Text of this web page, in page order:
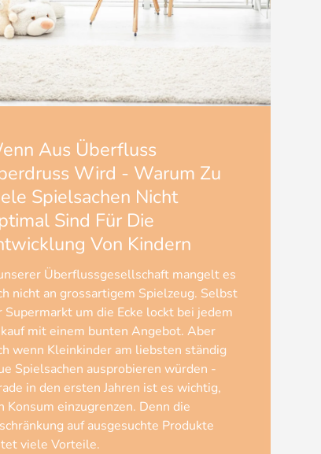
Aus Überfluss
Wird - Warum Zu
Spielsachen Nicht
Sind Für Die
Von Kindern
Überflussgesellschaft mangelt es
nicht an grossartigem Spielzeug. Selbst
Supermarkt um die Ecke lockt bei jedem
mit einem bunten Angebot. Aber
wenn Kleinkinder am liebsten ständig
Spielsachen ausprobieren würden -
in den ersten Jahren ist es wichtig,
Konsum einzugrenzen. Denn die
auf ausgesuchte Produkte
viele Vorteile.